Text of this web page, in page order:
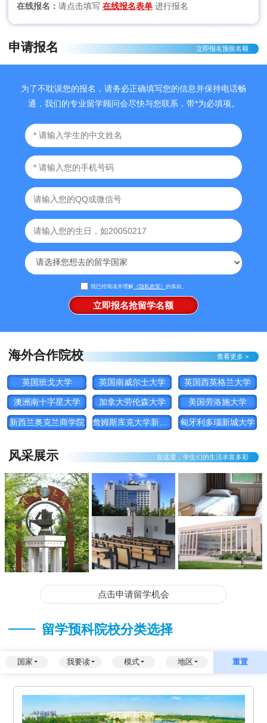
在线报名： 请点击填写 在线报名表单 进行报名
申请报名 立即报名预留名额
为了不耽误您的报名，请务必正确填写您的信息并保持电话畅
通，我们的专业留学顾问会尽快与您联系，带*为必填项。
我已经阅读并理解《隐私政策》 的条款。
海外合作院校 查看更多 >
英国班戈大学 英国南威尔士大学 英国西英格兰大学
澳洲南十字星大学 加拿大劳伦森大学 美国劳洛施大学
新西兰奥克兰商学院 匈牙利多瑙新城大学
风采展示 在这里，学生们的生活丰富多彩
点击申请留学机会
留学预科院校分类选择
国家 我要读 模式 地区 重置